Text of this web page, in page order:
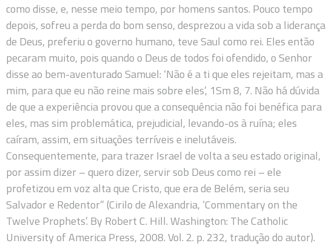
como disse, e, nesse meio tempo, por homens santos. Pouco tempo
depois, sofreu a perda do bom senso, desprezou a vida sob a liderança
de Deus, preferiu o governo humano, teve Saul como rei. Eles então
pecaram muito, pois quando o Deus de todos foi ofendido, o Senhor
disse ao bem-aventurado Samuel: ‘Não é a ti que eles rejeitam, mas a
mim, para que eu não reine mais sobre eles’, 1Sm 8, 7. Não há dúvida
de que a experiência provou que a consequência não foi benéfica para
eles, mas sim problemática, prejudicial, levando-os à ruína; eles
caíram, assim, em situações terríveis e inelutáveis.
Consequentemente, para trazer Israel de volta a seu estado original,
por assim dizer – quero dizer, servir sob Deus como rei – ele
profetizou em voz alta que Cristo, que era de Belém, seria seu
Salvador e Redentor” (Cirilo de Alexandria, ‘Commentary on the
Twelve Prophets’. By Robert C. Hill. Washington: The Catholic
University of America Press, 2008. Vol. 2. p. 232, tradução do autor).